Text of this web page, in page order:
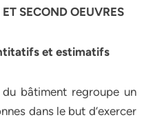
SECOND OEUVRES
et estimatifs
bâtiment regroupe un
dans le but d’exercer